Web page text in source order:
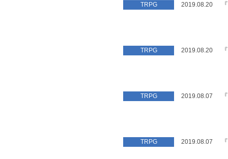
TRPG 2019.08.20
TRPG 2019.08.20
TRPG 2019.08.07
TRPG 2019.08.07